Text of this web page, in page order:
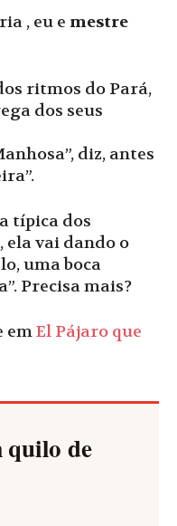
, eu e mestre
ritmos do Pará,
dos seus
diz, antes
típica dos
ela vai dando o
uma boca
Precisa mais?
emEl Pájaro que
quilo de